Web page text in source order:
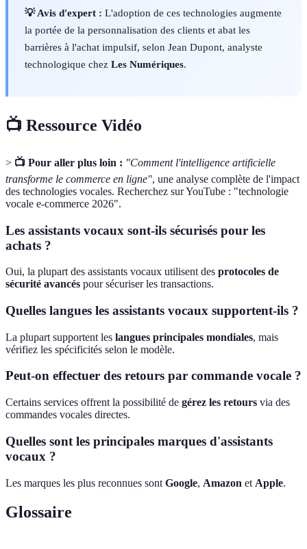
💡 Avis d'expert : L'adoption de ces technologies augmente
la portée de la personnalisation des clients et abat les
barrières à l'achat impulsif, selon Jean Dupont, analyste
technologique chez Les Numériques.
📺 Ressource Vidéo
> 📺 Pour aller plus loin : "Comment l'intelligence artificielle
transforme le commerce en ligne", une analyse complète de l'impact
des technologies vocales. Recherchez sur YouTube : "technologie
vocale e-commerce 2026".
Les assistants vocaux sont-ils sécurisés pour les
achats ?
Oui, la plupart des assistants vocaux utilisent des protocoles de
sécurité avancés pour sécuriser les transactions.
Quelles langues les assistants vocaux supportent-ils ?
La plupart supportent les langues principales mondiales, mais
vérifiez les spécificités selon le modèle.
Peut-on effectuer des retours par commande vocale ?
Certains services offrent la possibilité de gérez les retours via des
commandes vocales directes.
Quelles sont les principales marques d'assistants
vocaux ?
Les marques les plus reconnues sont Google, Amazon et Apple.
Glossaire